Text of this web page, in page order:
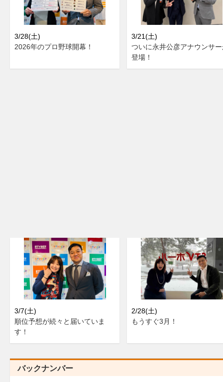
3/28(土)
2026年のプロ野球開幕！
3/21(土)
ついに永井公彦アナウンサ
登場！
3/7(土)
順位予想が続々と届いていま
す！
2/28(土)
もうすぐ3月！
バックナンバー